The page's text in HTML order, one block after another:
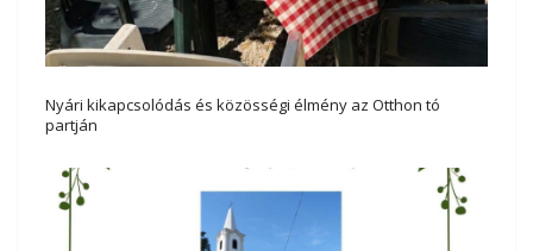
Nyári kikapcsolódás és közösségi élmény az Otthon tó
partján